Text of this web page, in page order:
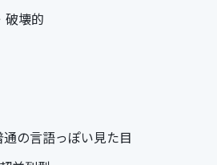
壊的
の言語っぽい見た目